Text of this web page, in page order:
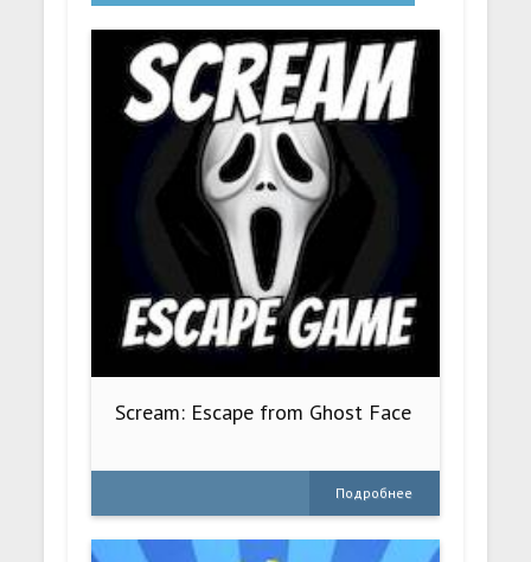
Scream: Escape from Ghost Face
Подробнее